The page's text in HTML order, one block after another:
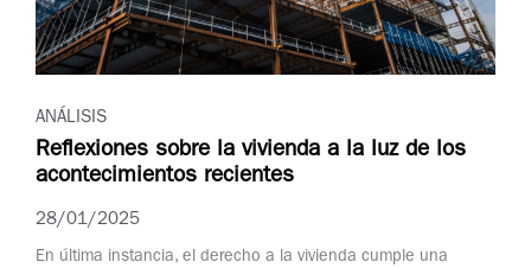
ANÁLISIS
Reflexiones sobre la vivienda a la luz de los
acontecimientos recientes
28/01/2025
En última instancia, el derecho a la vivienda cumple una